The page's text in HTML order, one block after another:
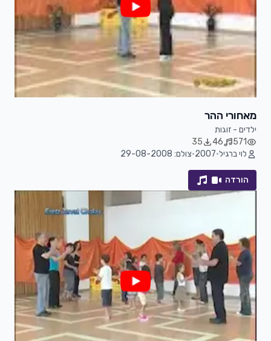
מאחורי ההר
ילדים - זוגות
571
46
35
לוי ברגיל•
2007
•צולם: 29-08-2008
הורדה